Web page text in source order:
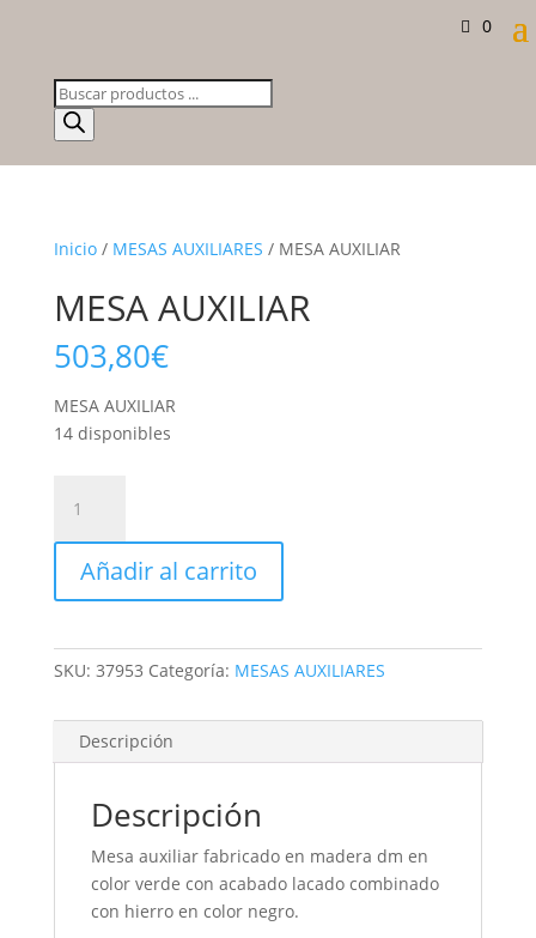
0
Búsqueda
de
productos
Inicio/ MESAS AUXILIARES / MESA AUXILIAR
MESA AUXILIAR
503,80€
MESA AUXILIAR
14 disponibles
AUXILIAR
cantidad
Añadir al carrito
SKU: 37953 Categoría: MESAS AUXILIARES
Descripción
Descripción
Mesa auxiliar fabricado en madera dm en
color verde con acabado lacado combinado
con hierro en color negro.